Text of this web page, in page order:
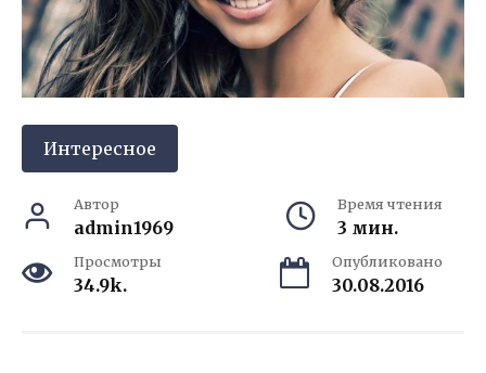
Интересное
Автор
admin1969
Время чтения
3 мин.
Просмотры
34.9k.
Опубликовано
30.08.2016